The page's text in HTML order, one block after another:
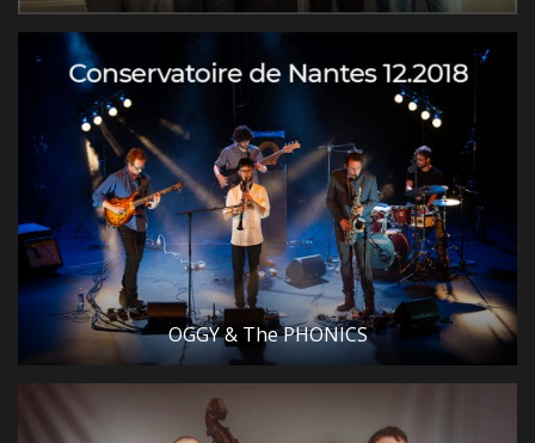
OGGY & The PHONICS